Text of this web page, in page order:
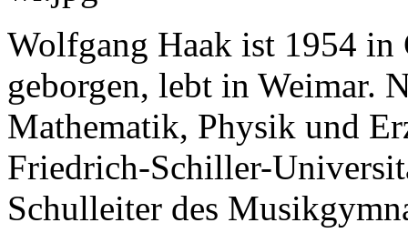
Wolfgang Haak ist 1954 in
geborgen, lebt in Weimar.
Mathematik, Physik und
Friedrich-Schiller-
Schulleiter des